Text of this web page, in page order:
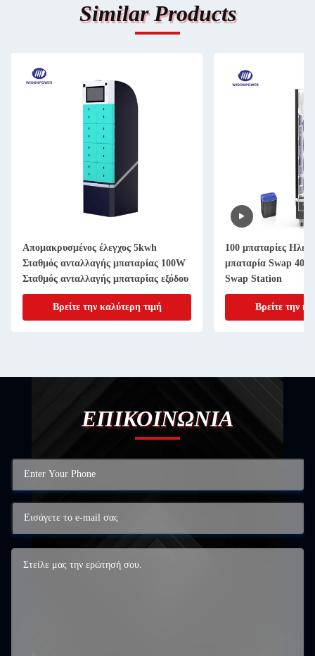
Similar Products
Απομακρυσμένος έλεγχος 5kwh
Σταθμός ανταλλαγής μπαταρίας 100W
Σταθμός ανταλλαγής μπαταρίας εξόδου
Βρείτε την καλύτερη τιμή
100 μπαταρίες
μπαταρία Swap
Swap Station
Βρείτε την
ΕΠΙΚΟΙΝΩΝΙΑ